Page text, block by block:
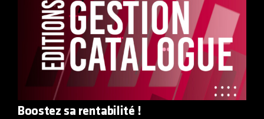
Boostez sa rentabilité !